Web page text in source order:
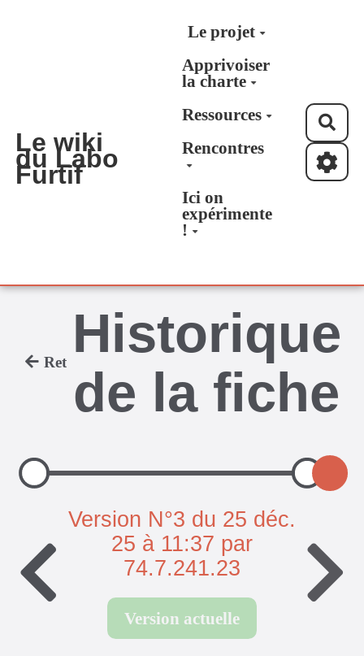
Aller au contenu principal
Le wiki
du Labo
Furtif
Le projet
Apprivoiser
la charte
Ressources
Rencontres
Ici on
expérimente
!
RetourHistorique
de la fiche
Version N°3 du 25 déc.
25 à 11:37 par
74.7.241.23
Version actuelle